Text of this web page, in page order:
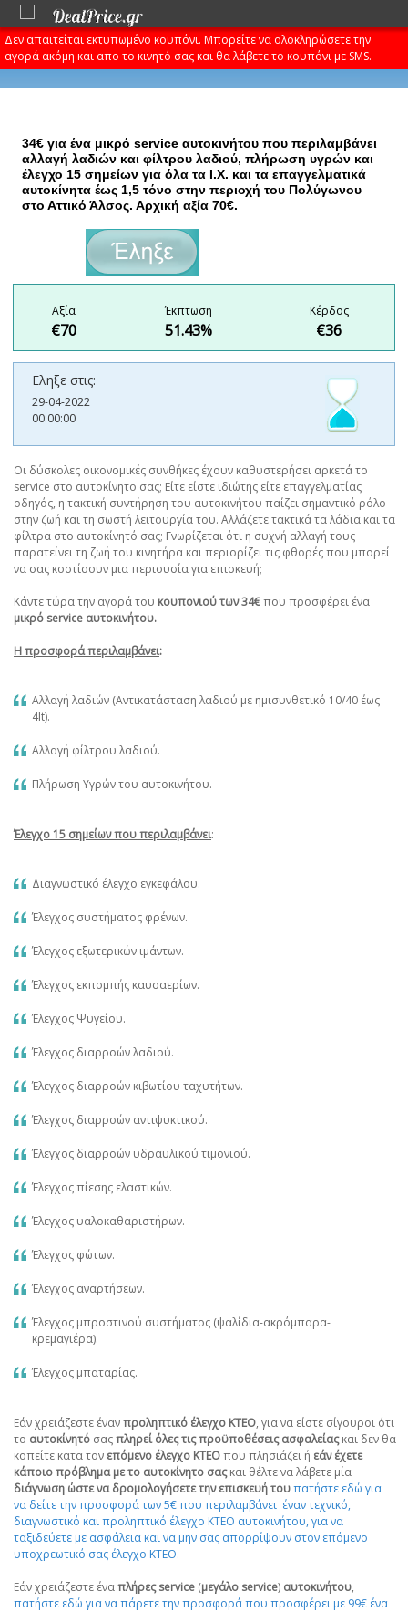
Δεν απαιτείται εκτυπωμένο κουπόνι. Μπορείτε να ολοκληρώσετε την
αγορά ακόμη και απο το κινητό σας και θα λάβετε το κουπόνι με SMS.
34€ για ένα μικρό service αυτοκινήτου που περιλαμβάνει
αλλαγή λαδιών και φίλτρου λαδιού, πλήρωση υγρών και
έλεγχο 15 σημείων για όλα τα Ι.Χ. και τα επαγγελματικά
αυτοκίνητα έως 1,5 τόνο στην περιοχή του Πολύγωνου
στο Αττικό Άλσος. Αρχική αξία 70€.
Αξία Έκπτωση Κέρδος
€70 51.43% €36
Εληξε στις:
29-04-2022
00:00:00
Οι δύσκολες οικονομικές συνθήκες έχουν καθυστερήσει αρκετά το
service στο αυτοκίνητο σας; Είτε είστε ιδιώτης είτε επαγγελματίας
οδηγός, η τακτική συντήρηση του αυτοκινήτου παίζει σημαντικό ρόλο
στην ζωή και τη σωστή λειτουργία του. Αλλάζετε τακτικά τα λάδια και τα
φίλτρα στο αυτοκίνητό σας; Γνωρίζεται ότι η συχνή αλλαγή τους
παρατείνει τη ζωή του κινητήρα και περιορίζει τις φθορές που μπορεί
να σας κοστίσουν μια περιουσία για επισκευή;
Κάντε τώρα την αγορά του κουπονιού των 34€που προσφέρει ένα
μικρό service αυτοκινήτου.
Η προσφορά περιλαμβάνει:
Αλλαγή λαδιών (Αντικατάσταση λαδιού με ημισυνθετικό 10/40 έως
4lt).
Αλλαγή φίλτρου λαδιού.
Πλήρωση Υγρών του αυτοκινήτου.
Έλεγχο 15 σημείων που περιλαμβάνει:
Διαγνωστικό έλεγχο εγκεφάλου.
Έλεγχος συστήματος φρένων.
Έλεγχος εξωτερικών ιμάντων.
Έλεγχος εκπομπής καυσαερίων.
Έλεγχος Ψυγείου.
Έλεγχος διαρροών λαδιού.
Έλεγχος διαρροών κιβωτίου ταχυτήτων.
Έλεγχος διαρροών αντιψυκτικού.
Έλεγχος διαρροών υδραυλικού τιμονιού.
Έλεγχος πίεσης ελαστικών.
Έλεγχος υαλοκαθαριστήρων.
Έλεγχος φώτων.
Έλεγχος αναρτήσεων.
Έλεγχος μπροστινού συστήματος (ψαλίδια-ακρόμπαρα-
κρεμαγιέρα).
Έλεγχος μπαταρίας.
Εάν χρειάζεστε ένανπροληπτικό έλεγχο ΚΤΕΟ, για να είστε σίγουροι ότι
το αυτοκίνητό σαςπληρεί όλες τις προϋποθέσεις ασφαλείαςκαι δεν θα
κοπείτε κατα τον επόμενο έλεγχο ΚΤΕΟπου πλησιάζει ή εάν έχετε
κάποιο πρόβλημα με το αυτοκίνητο σαςκαι θέλτε να λάβετε μία
διάγνωση ώστε να δρομολογήσετε την επισκευήτουπατήστε εδώ για
να δείτε την προσφορά των 5€ που περιλαμβάνει έναν τεχνικό,
διαγνωστικό και προληπτικό έλεγχο ΚΤΕΟ αυτοκινήτου, για να
ταξιδεύετε με ασφάλεια και να μην σας απορρίψουν στον επόμενο
υποχρεωτικό σας έλεγχο ΚΤΕΟ.
Εάν χρειάζεστε έναπλήρες service (μεγάλο service) αυτοκινήτου,
πατήστε εδώ για να πάρετε την προσφορά που προσφέρει με 99€ ένα